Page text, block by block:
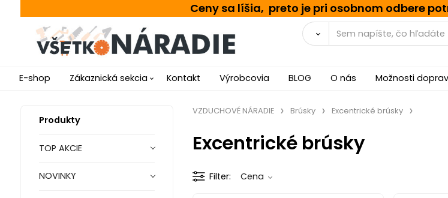
Ceny sa líšia, preto je pri osobnom odbere
E-shop Zákaznická sekcia Kontakt Výrobcovia BLOG O nás Možnosti
Produkty
TOP AKCIE
NOVINKY
VZDUCHOVÉ NÁRADIE Brúsky Excentrické brúsky
Excentrické brúsky
Filter Cena